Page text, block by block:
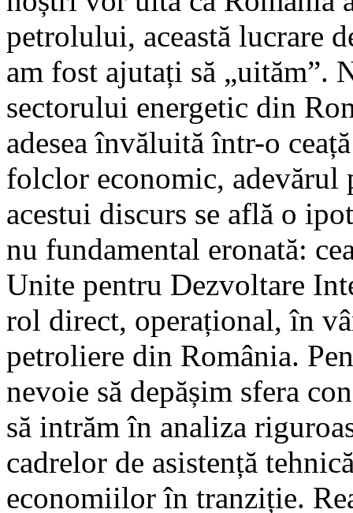
petrolului, această lucrare
am fost ajutați să
sectorului energetic din
adesea învăluită într-o
folclor economic,
acestui discurs se află o
nu fundamental eronată:
Unite pentru Dezvoltare
rol direct, operațional, în
petroliere din România.
nevoie să depășim sfera
să intrăm în analiza
cadrelor de asistență
economiilor în tranziție.